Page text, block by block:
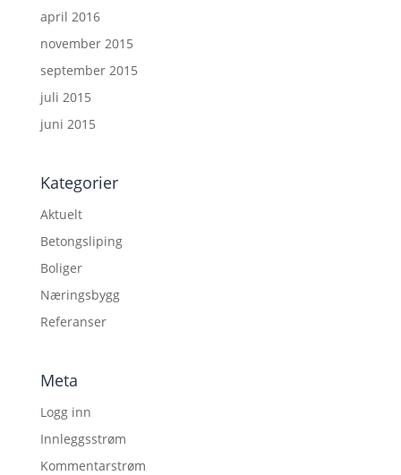
april 2016
november 2015
september 2015
juli 2015
juni 2015
Kategorier
Aktuelt
Betongsliping
Boliger
Næringsbygg
Referanser
Meta
Logg inn
Innleggsstrøm
Kommentarstrøm